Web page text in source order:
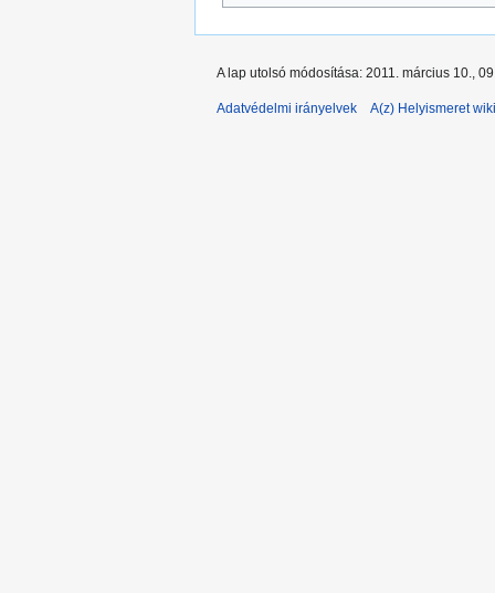
A lap utolsó módosítása: 2011. március 10.,
Adatvédelmi irányelvek A(z) Helyismeret